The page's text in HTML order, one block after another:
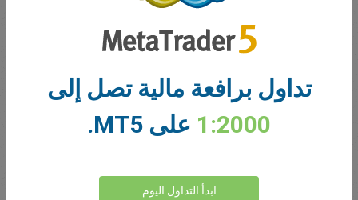
نبتكر منذ 2001
أكثر المنتجات والأدوات والخدمات ابتكارًا لعملائنا.
تداول برافعة مالية تصل إلى
1:2000 على MT5.
ابدأ التداول اليوم